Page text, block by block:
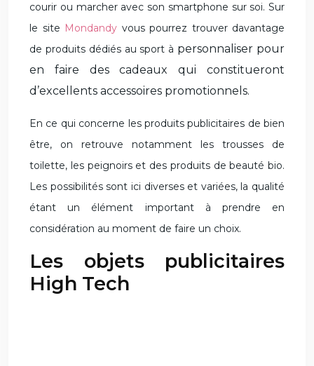
courir ou marcher avec son smartphone sur soi. Sur
le site Mondandy vous pourrez trouver davantage
de produits dédiés au sport à personnaliser pour
en faire des cadeaux qui constitueront
d’excellents accessoires promotionnels.
En ce qui concerne les produits publicitaires de bien
être, on retrouve notamment les trousses de
toilette, les peignoirs et des produits de beauté bio.
Les possibilités sont ici diverses et variées, la qualité
étant
un élément important à
prendre en
considération au moment de faire un choix.
Les objets publicitaires
High Tech